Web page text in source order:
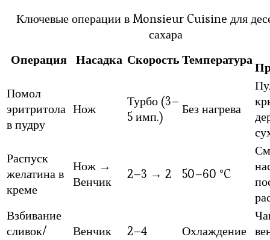
Ключевые операции в Monsieur Cuisine для
сахара
Операция Насадка СкоростьТемпература
Помол
эритритола
в пудру
Нож
Турбо (3–
5 имп.)
Без нагрева
Распуск
желатина в
креме
Нож →
Венчик
2–3 → 2 50–60 °C
Взбивание
сливок/
Венчик 2–4 Охлаждение